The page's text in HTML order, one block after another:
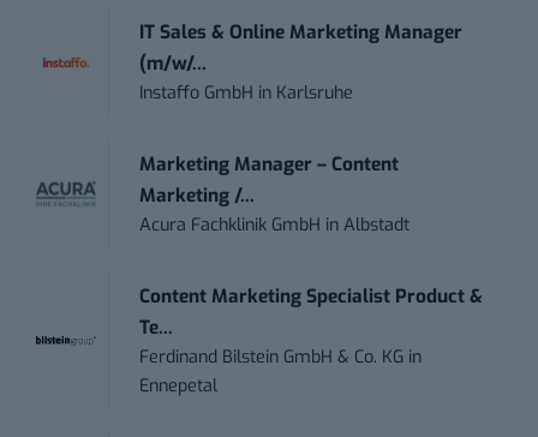
IT Sales & Online Marketing Manager
(m/w/...
Instaffo GmbH in Karlsruhe
Marketing Manager – Content
Marketing /...
Acura Fachklinik GmbH inAlbstadt
Content Marketing Specialist Product &
Te...
Ferdinand Bilstein GmbH & Co. KG in
Ennepetal